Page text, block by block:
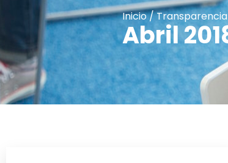
Inicio/Transparencia
Abril